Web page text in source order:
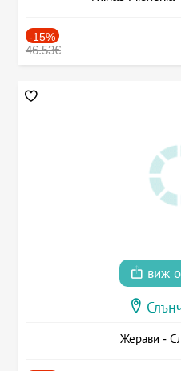
-15%
46.53€
виж
Жерави -